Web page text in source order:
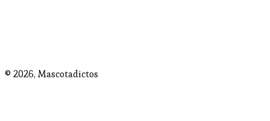
© 2026, Mascotadictos